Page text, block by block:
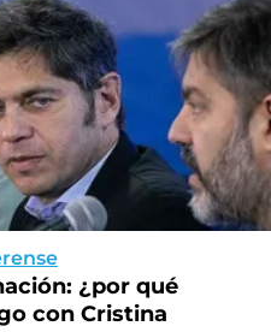
¿por qué
con Cristina